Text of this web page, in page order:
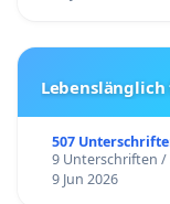
507
9 Unterschriften /
9 Jun 2026